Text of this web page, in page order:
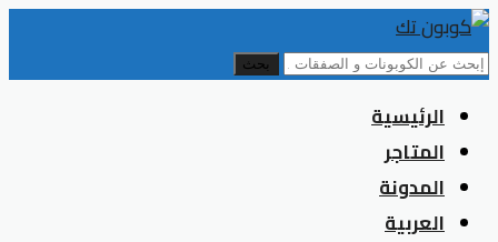
بحث
Skip
content
الرئيسية
المتاجر
المدونة
العربية